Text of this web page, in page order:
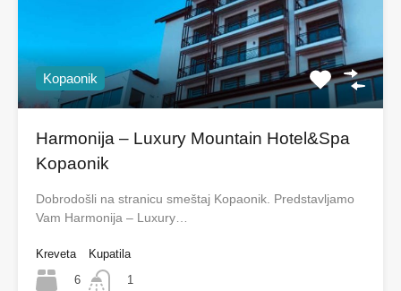
Kopaonik
Harmonija – Luxury Mountain Hotel&Spa
Kopaonik
Dobrodošli na stranicu smeštaj Kopaonik. Predstavljamo
Vam Harmonija – Luxury…
Kreveta
6
Kupatila
1